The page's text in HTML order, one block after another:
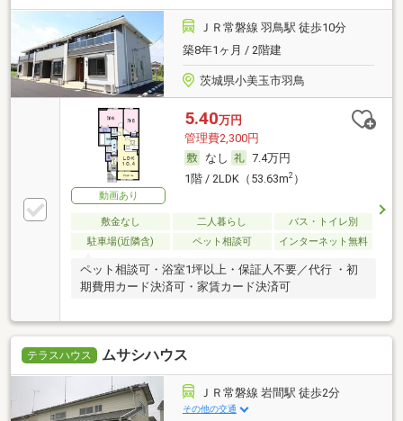
ＪＲ常磐線 羽鳥駅 徒歩10分
築8年1ヶ月 / 2階建
茨城県小美玉市羽鳥
動画あり
5.40万円
管理費2,300円
なし
7.4万円
1階 / 2LDK（53.63m2）
敷金なし 二人暮らし
バス・トイレ別
駐車場(近隣含)
ペット相談可 インターネット無料
ペット相談可・浴室1坪以上・保証人不要／代行 ・初
期費用カード決済可・家賃カード決済可
テラスハウス ムサシハウス
ＪＲ常磐線 岩間駅 徒歩2分
その他の交通